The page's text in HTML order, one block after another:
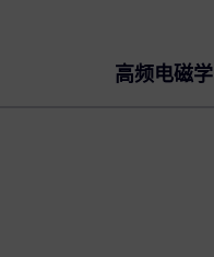
高频电磁学